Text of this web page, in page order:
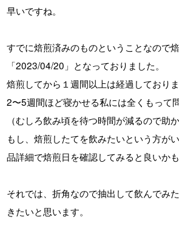
早いですね。
すでに焙煎済みのものということなので
「2023/04/20」となっておりました。
焙煎してから１週間以上は経過しており
2〜5週間ほど寝かせる私には全くもって
（むしろ飲み頃を待つ時間が減るので助か
もし、焙煎したてを飲みたいという方が
品詳細で焙煎日を確認してみると良いか
それでは、折角なので抽出して飲んでみ
きたいと思います。